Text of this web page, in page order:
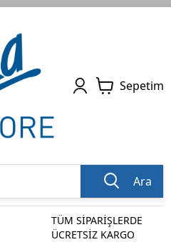
Sepetim
Ara
TÜM SİPARİŞLERDE
ÜCRETSİZ KARGO